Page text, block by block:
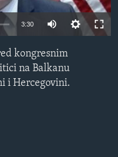
3:30
kongresnim
na Balkanu
i Hercegovini.